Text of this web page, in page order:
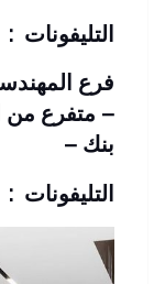
التليفونات : 26901129 –
– متفرع من
بنك –
التليفونات : 33368938 – 01210044703